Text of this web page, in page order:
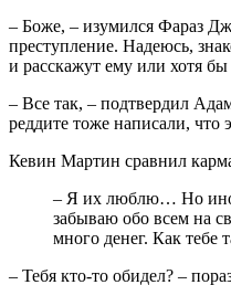
– Боже, – изумился Фараз
преступление. Надеюсь,
и расскажут ему или хотя
– Все так, – подтвердил
реддите тоже написали, что
Кевин Мартин сравнил
– Я их люблю… Но
забываю обо всем на
много денег. Как тебе
– Тебя кто-то обидел? –